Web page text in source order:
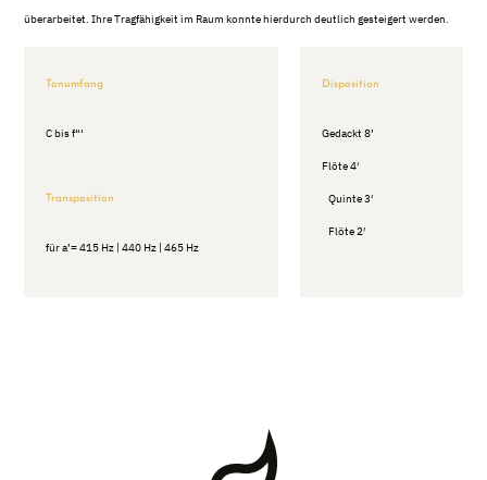
überarbeitet. Ihre Tragfähigkeit im Raum konnte hierdurch deutlich gesteigert werden.
Tonumfang
C bis f“‘
Transposition
für a’= 415 Hz | 440 Hz | 465 Hz
Disposition
Gedackt 8’
Flöte 4′
Quinte 3′
Flöte 2′